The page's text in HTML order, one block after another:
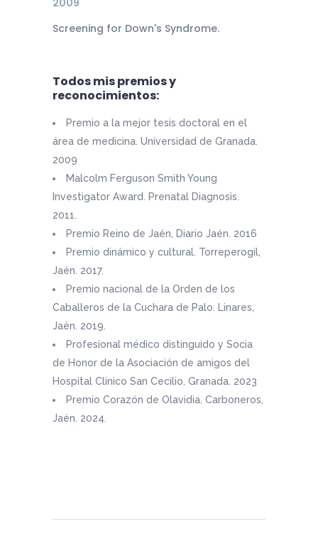
Screening for Down's Syndrome.
Todos mis premios y
reconocimientos:
Premio a la mejor tesis doctoral en el
área de medicina. Universidad de Granada.
2009
Malcolm Ferguson Smith Young
Investigator Award. Prenatal Diagnosis.
2011.
Premio Reino de Jaén, Diario Jaén. 2016
Premio dinámico y cultural. Torreperogil,
Jaén. 2017.
Premio nacional de la Orden de los
Caballeros de la Cuchara de Palo. Linares,
Jaén. 2019.
Profesional médico distinguido y Socia
de Honor de la Asociación de amigos del
Hospital Clínico San Cecilio, Granada. 2023
Premio Corazón de Olavidia. Carboneros,
Jaén. 2024.